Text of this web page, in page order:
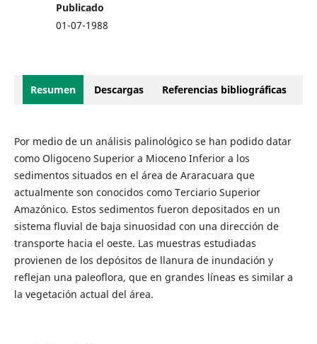
Publicado
01-07-1988
Resumen Descargas Referencias bibliográficas
Por medio de un análisis palinológico se han podido datar
como Oligoceno Superior a Mioceno Inferior a los
sedimentos situados en el área de Araracuara que
actualmente son conocidos como Terciario Superior
Amazónico. Estos sedimentos fueron depositados en un
sistema fluvial de baja sinuosidad con una dirección de
transporte hacia el oeste. Las muestras estudiadas
provienen de los depósitos de llanura de inundación y
reflejan una paleoflora, que en grandes líneas es similar a
la vegetación actual del área.